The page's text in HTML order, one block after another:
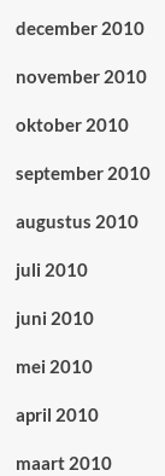
december 2010
november 2010
oktober 2010
september 2010
augustus 2010
juli 2010
juni 2010
mei 2010
april 2010
maart 2010